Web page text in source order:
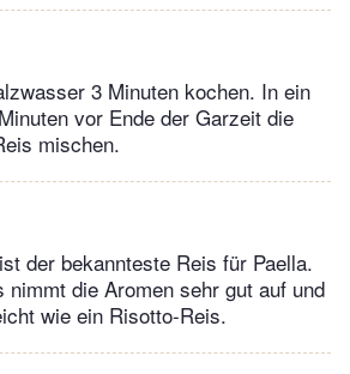
3 Minuten kochen. In ein
vor Ende der Garzeit die
mischen.
der bekannteste Reis für Paella.
nimmt die Aromen sehr gut auf und
wie ein Risotto-Reis.